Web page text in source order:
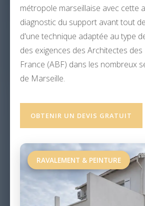
métropole marseillaise avec cette
diagnostic du support avant tout
d'une technique adaptée au type
des exigences des Architectes
France (ABF) dans les nombreux
de Marseille.
OBTENIR UN DEVIS GRATUIT
RAVALEMENT & PEINTURE